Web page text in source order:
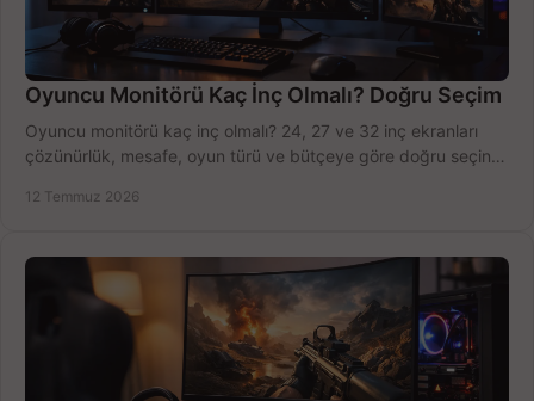
Oyuncu Monitörü Kaç İnç Olmalı? Doğru Seçim
Oyuncu monitörü kaç inç olmalı? 24, 27 ve 32 inç ekranları
çözünürlük, mesafe, oyun türü ve bütçeye göre doğru seçin,
12 Temmuz 2026